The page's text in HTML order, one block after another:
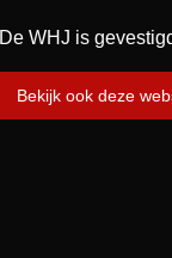
De WHJ is
Bekijk ook deze